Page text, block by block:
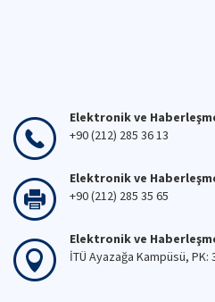
Elektronik ve
+90 (212) 285 36 13
Elektronik ve
+90 (212) 285 35 65
Elektronik ve
İTÜ Ayazağa Kampüsü,